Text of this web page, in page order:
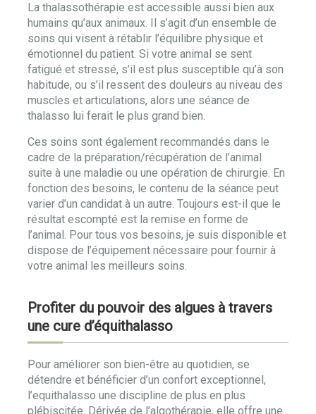
La thalassothérapie est accessible aussi bien aux
humains qu’aux animaux. Il s’agit d’un ensemble de
soins qui visent à rétablir l’équilibre physique et
émotionnel du patient. Si votre animal se sent
fatigué et stressé, s’il est plus susceptible qu’à son
habitude, ou s’il ressent des douleurs au niveau des
muscles et articulations, alors une séance de
thalasso lui ferait le plus grand bien.
Ces soins sont également recommandés dans le
cadre de la préparation/récupération de l’animal
suite à une maladie ou une opération de chirurgie. En
fonction des besoins, le contenu de la séance peut
varier d’un candidat à un autre. Toujours est-il que le
résultat escompté est la remise en forme de
l’animal. Pour tous vos besoins, je suis disponible et
dispose de l’équipement nécessaire pour fournir à
votre animal les meilleurs soins.
Profiter du pouvoir des algues à travers
une cure d’équithalasso
Pour améliorer son bien-être au quotidien, se
détendre et bénéficier d’un confort exceptionnel,
l’equithalasso une discipline de plus en plus
plébiscitée. Dérivée de l’algothérapie, elle offre une